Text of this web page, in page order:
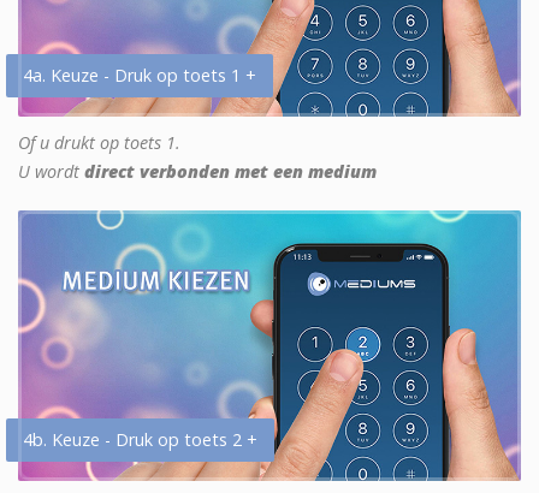
4a. Keuze - Druk op toets 1 +
Of u drukt op toets 1.
U wordt direct verbonden met een medium
4b. Keuze - Druk op toets 2 +